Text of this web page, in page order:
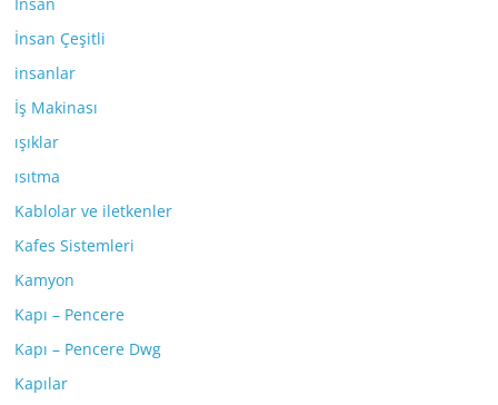
İnsan Çeşitli
insanlar
İş Makinası
ışıklar
ısıtma
Kablolar ve iletkenler
Kafes Sistemleri
Kamyon
Kapı – Pencere
Kapı – Pencere Dwg
Kapılar